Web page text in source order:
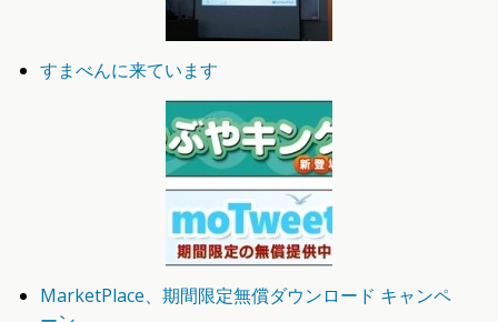
すまべんに来ています
MarketPlace、期間限定無償ダウンロード キャンペ